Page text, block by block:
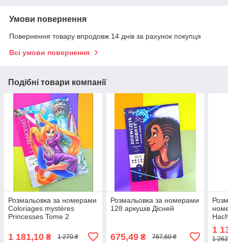
Умови повернення
Повернення товару впродовж 14 днів за рахунок покупця
Всі умови повернення
Подібні товари компанії
Розмальовка за номерами
Coloriages mystères
Princesses Tome 2
1 181,10 ₴ 1 270 ₴
Розмальовка за номерами
128 аркушів Дісней
675,49₴ 767,60 ₴
1
1